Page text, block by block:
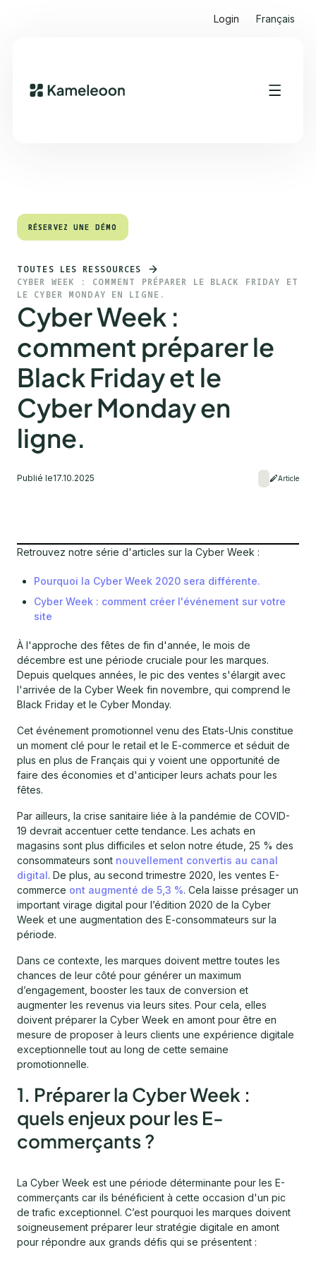
Login Français
Sommaire
RÉSERVEZ UNE DÉMO
RÉSERVEZ UNE DÉMO
TOUTES LES RESSOURCES
CYBER WEEK : COMMENT PRÉPARER LE BLACK FRIDAY ET
LE CYBER MONDAY EN LIGNE.
Cyber Week :
comment préparer le
Black Friday et le
Cyber Monday en
ligne.
Publié le17.10.2025 Article
Retrouvez notre série d'articles sur la Cyber Week :
Pourquoi la Cyber Week 2020 sera différente.
Cyber Week : comment créer l'événement sur votre
site
À l'approche des fêtes de fin d'année, le mois de
décembre est une période cruciale pour les marques.
Depuis quelques années, le pic des ventes s'élargit avec
l'arrivée de la Cyber Week fin novembre, qui comprend le
Black Friday et le Cyber Monday.
Cet événement promotionnel venu des Etats-Unis constitue
un moment clé pour le retail et le E-commerce et séduit de
plus en plus de Français qui y voient une opportunité de
faire des économies et d'anticiper leurs achats pour les
fêtes.
Par ailleurs, la crise sanitaire liée à la pandémie de COVID-
19 devrait accentuer cette tendance. Les achats en
magasins sont plus difficiles et selon notre étude, 25 % des
consommateurs sont nouvellement convertis au canal
digital. De plus, au second trimestre 2020, les ventes E-
commerce ont augmenté de 5,3 %. Cela laisse présager un
important virage digital pour l’édition 2020 de la Cyber
Week et une augmentation des E-consommateurs sur la
période.
Dans ce contexte, les marques doivent mettre toutes les
chances de leur côté pour générer un maximum
d’engagement, booster les taux de conversion et
augmenter les revenus via leurs sites. Pour cela, elles
doivent préparer la Cyber Week en amont pour être en
mesure de proposer à leurs clients une expérience digitale
exceptionnelle tout au long de cette semaine
promotionnelle.
1. Préparer la Cyber Week :
quels enjeux pour les E-
commerçants ?
La Cyber Week est une période déterminante pour les E-
commerçants car ils bénéficient à cette occasion d'un pic
de trafic exceptionnel. C’est pourquoi les marques doivent
soigneusement préparer leur stratégie digitale en amont
pour répondre aux grands défis qui se présentent :